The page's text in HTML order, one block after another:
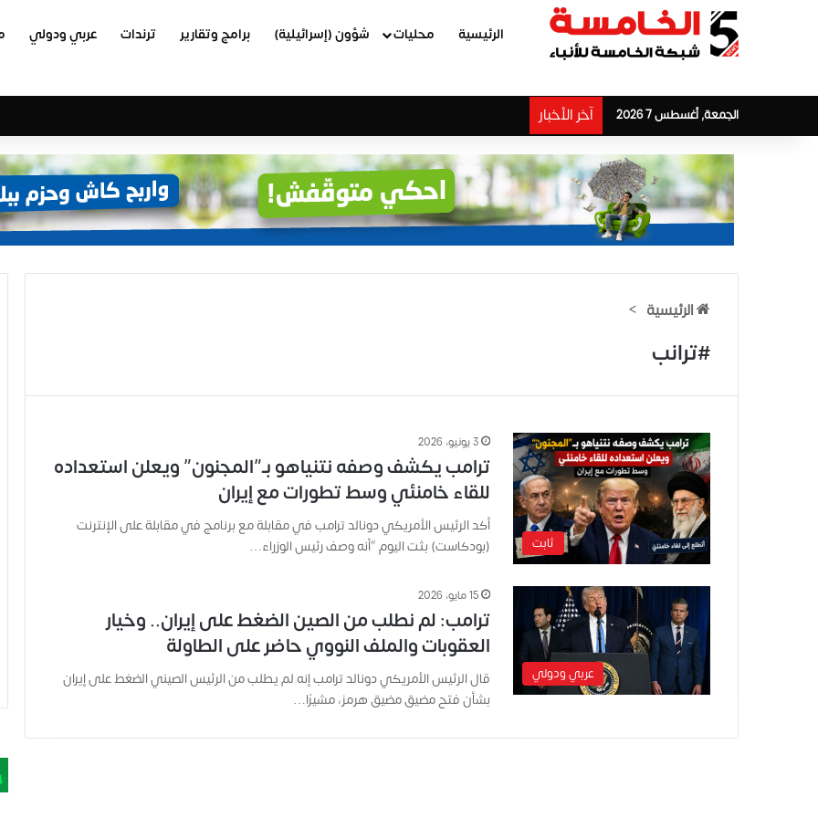
الرئيسية محليات شؤون (إسرائيلية) برامج وتقارير ترندات عربي ودولي
الجمعة, أغسطس 7 2026 آخر الأخبار
الرئيسية >
#ترانب
ثابت
3 يونيو، 2026
ترامب يكشف وصفه نتنياهو بـ”المجنون” ويعلن استعداده
للقاء خامنئي وسط تطورات مع إيران
أكد الرئيس الأمريكي دونالد ترامب في مقابلة مع برنامج في مقابلة على الإنترنت
(بودكاست) بثت ⁠اليوم “أنه وصف رئيس الوزراء…
عربي ودولي
15 مايو، 2026
ترامب: لم نطلب من الصين الضغط على إيران.. وخيار
العقوبات والملف النووي حاضر على الطاولة
قال الرئيس الأمريكي دونالد ترامب إنه لم يطلب من الرئيس الصيني الضغط على إيران
بشأن فتح مضيق مضيق هرمز، مشيرًا…